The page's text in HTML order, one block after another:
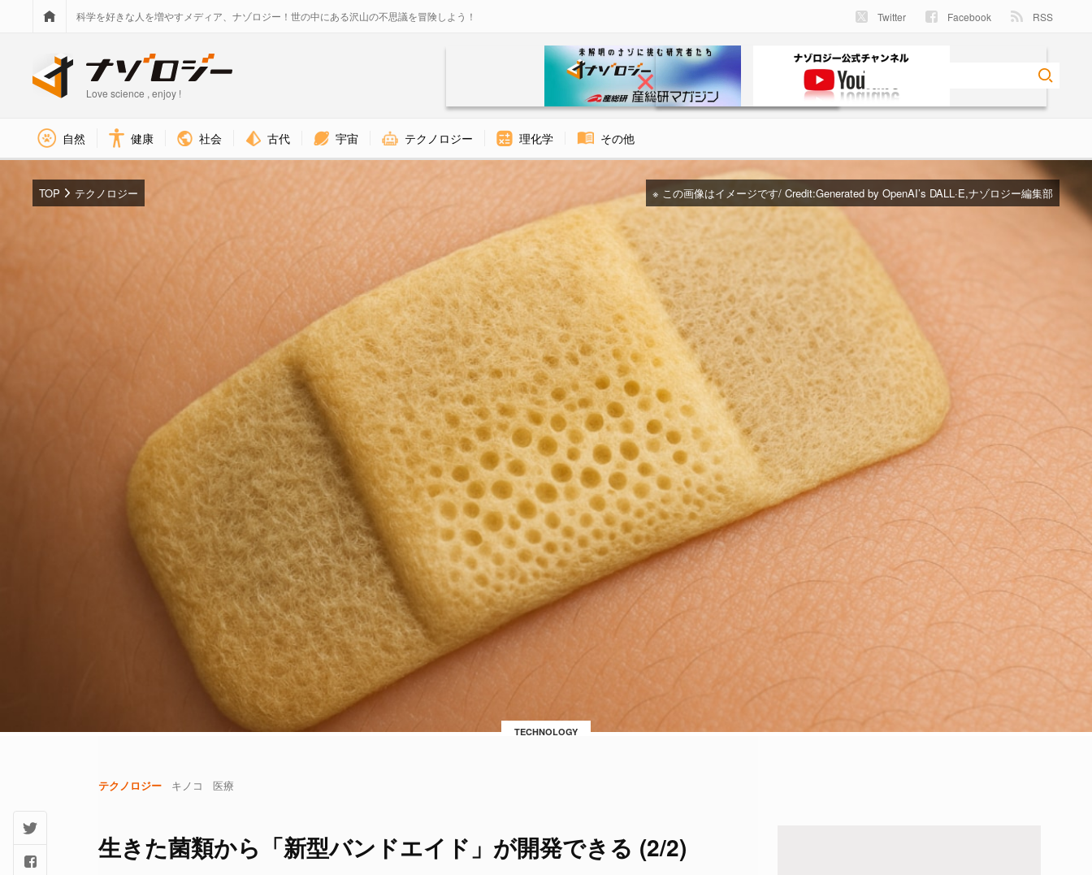
科学を好きな人を増やすメディア、ナゾロジー！世の中にある沢山の不思議を冒険しよう！ Twitter Facebook RSS
Love science , enjoy !
自然 健康 社会 古代 宇宙 テクノロジー 理化学 その他
※ この画像はイメージです/ Credit:Generated by OpenAI’s DALL·E,ナゾロジー編集部
TECHNOLOGY
TOP テクノロジー
テクノロジー キノコ 医療
生きた菌類から「新型バンドエイド」が開発できる (2/2)